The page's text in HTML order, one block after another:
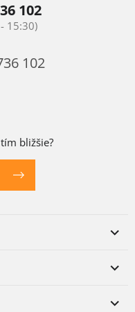
102
102
bližšie?